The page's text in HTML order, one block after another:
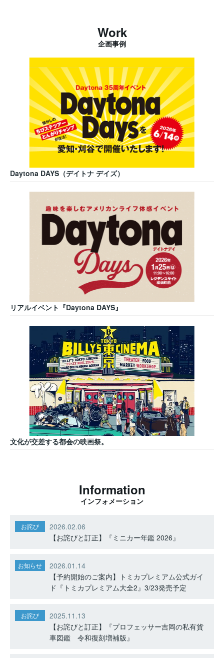
Work
企画事例
Daytona DAYS（デイトナ デイズ）
リアルイベント『Daytona DAYS』
文化が交差する都会の映画祭。
Information
インフォメーション
お詫び
2026.02.06
【お詫びと訂正】『ミニカー年鑑 2026』
お知らせ
2026.01.14
【予約開始のご案内】トミカプレミアム公式ガイ
ド『トミカプレミアム大全2』3/23発売予定
お詫び
2025.11.13
【お詫びと訂正】『プロフェッサー吉岡の私有貨
車図鑑 令和復刻増補版』